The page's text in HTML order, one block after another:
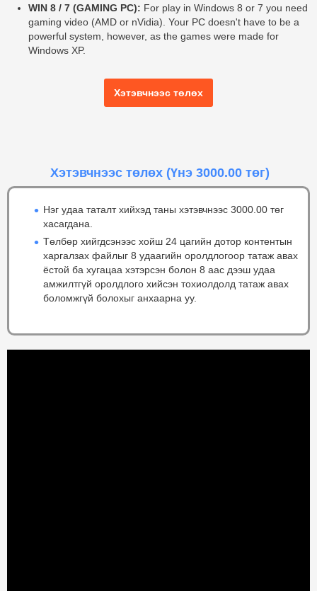
WIN 8 / 7 (GAMING PC): For play in Windows 8 or 7 you need
gaming video (AMD or nVidia). Your PC doesn't have to be a
powerful system, however, as the games were made for
Windows XP.
Хэтэвчнээс төлөх
Хэтэвчнээс төлөх (Үнэ 3000.00 төг)
Нэг удаа таталт хийхэд таны хэтэвчнээс 3000.00 төг
хасагдана.
Төлбөр хийгдсэнээс хойш 24 цагийн дотор контентын
харгалзах файлыг 8 удаагийн оролдлогоор татаж авах
ёстой ба хугацаа хэтэрсэн болон 8 аас дээш удаа
амжилтгүй оролдлого хийсэн тохиолдолд татаж авах
боломжгүй болохыг анхаарна уу.